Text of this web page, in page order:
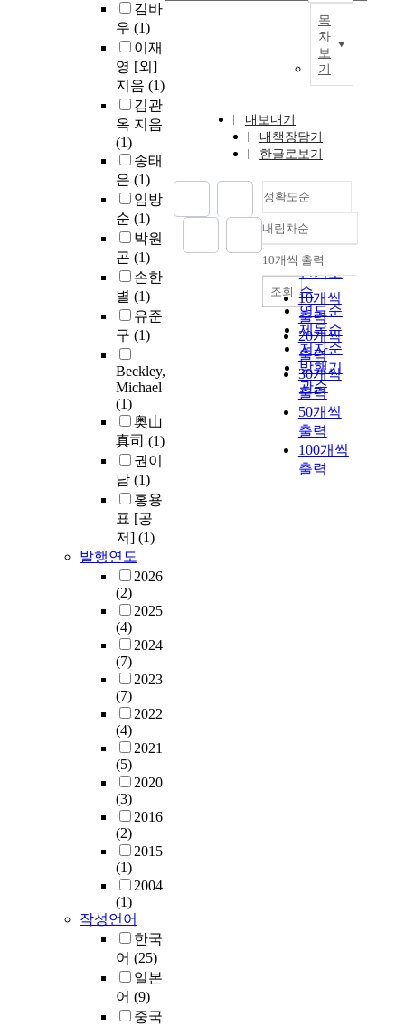
김바
우 (1)
이재
영 [외]
지음 (1)
김관
옥 지음
(1)
송태
은 (1)
임방
순 (1)
박원
곤 (1)
손한
별 (1)
유준
구 (1)
Beckley,
Michael
(1)
奥山
真司 (1)
권이
남 (1)
홍용
표 [공
저] (1)
발행연도
2026
(2)
2025
(4)
2024
(7)
2023
(7)
2022
(4)
2021
(5)
2020
(3)
2016
(2)
2015
(1)
2004
(1)
작성언어
한국
어 (25)
일본
어 (9)
중국
목
차
보
기
내보내기
내책장담기
한글로보기
정확도순
정확도
순
인기도
순
연도순
제목순
저자순
발행기
관순
내림차순
내림차순
10개씩 출력
10개씩
출력
20개씩
출력
30개씩
출력
50개씩
출력
100개씩
출력
조회